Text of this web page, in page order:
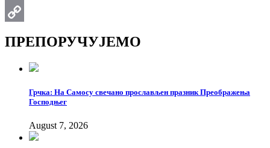
Email
ПРЕПОРУЧУЈЕМО
Грчка: На Самосу свечано прослављен празник Преображења
Господњег
August 7, 2026